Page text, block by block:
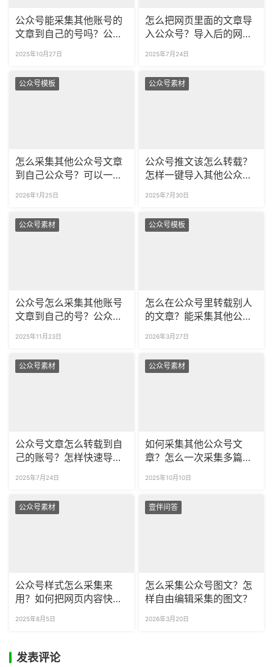
公众号能采集其他账号的
文章到自己的号吗？公众
章？
2025年10月27日
怎么把网页里面的文章导
入公众号？导入后的网页
2025年7月24日
公众号模板
怎么采集其他公众号文章
到自己公众号？可以一次
2026年1月25日
公众号素材
公众号推文该怎么转载？
怎样一键导入其他公众号
2025年7月30日
公众号素材
公众号怎么采集其他账号
文章到自己的号？公众号
2025年11月23日
公众号模板
怎么在公众号里转载别人
的文章？能采集其他公众
吗？
2026年3月27日
公众号素材
公众号文章怎么转载到自
己的账号？怎样快速导入
2025年7月24日
公众号素材
如何采集其他公众号文
章？怎么一次采集多篇公
2025年10月10日
公众号素材
公众号样式怎么采集来
用？如何把网页内容快速
2025年8月5日
壹伴问答
怎么采集公众号图文？怎
样自由编辑采集的图文？
2026年3月20日
发表评论